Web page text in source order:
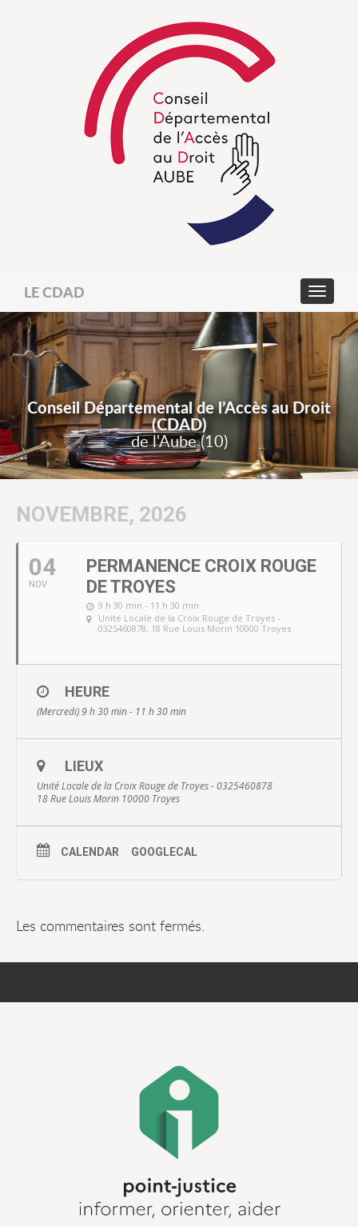
LE CDAD
Conseil Départemental de l’Accès au Droit
(CDAD)
de l'Aube (10)
NOVEMBRE, 2026
04
NOV
PERMANENCE CROIX ROUGE
DE TROYES
9 h 30 min - 11 h 30 min
Unité Locale de la Croix Rouge de Troyes -
0325460878, 18 Rue Louis Morin 10000 Troyes
HEURE
(Mercredi) 9 h 30 min - 11 h 30 min
LIEUX
Unité Locale de la Croix Rouge de Troyes - 0325460878
18 Rue Louis Morin 10000 Troyes
CALENDAR GOOGLECAL
Les commentaires sont fermés.